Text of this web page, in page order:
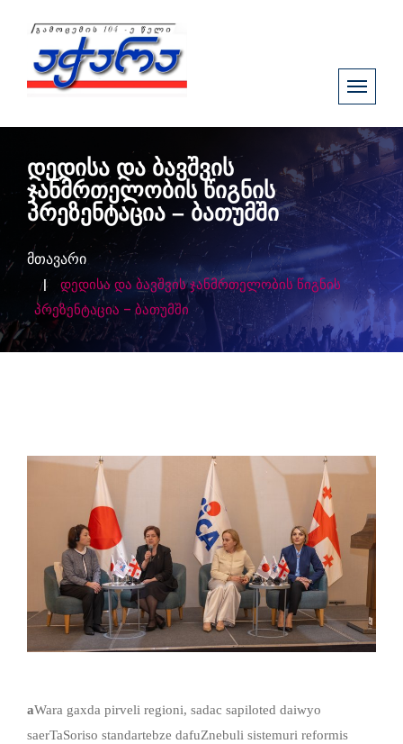
დედისა და ბავშვის
ჯანმრთელობის წიგნის
პრეზენტაცია – ბათუმში
მთავარი
დედისა და ბავშვის ჯანმრთელობის წიგნის
პრეზენტაცია – ბათუმში
aWara gaxda pirveli regioni, sadac sapiloted daiwyo
saerTaSoriso standartebze dafuZnebuli sistemuri reformis